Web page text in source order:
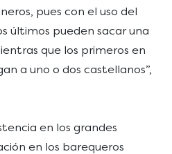
pues con el uso del
últimos pueden sacar una
que los primeros en
a uno o dos castellanos”,
en los grandes
en los barequeros